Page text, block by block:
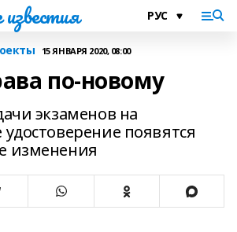
известия
15 ЯНВАРЯ 2020, 08:00
по-новому
экзаменов на
удостоверение появятся
изменения